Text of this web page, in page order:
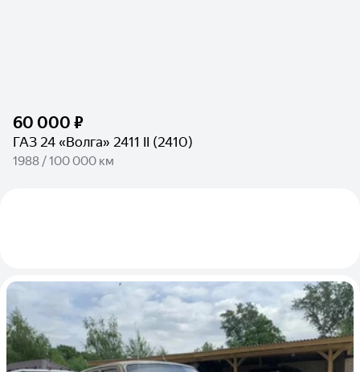
60 000 ₽
ГАЗ 24 «Волга» 2411 II (2410)
1988 / 100 000 км